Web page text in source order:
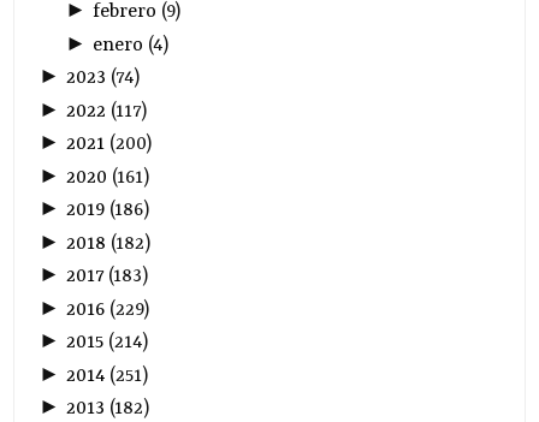
► febrero (9)
► enero (4)
►2023 (74)
► 2022 (117)
►2021 (200)
► 2020 (161)
►2019 (186)
► 2018 (182)
►2017(183)
► 2016 (229)
►2015 (214)
► 2014 (251)
►2013 (182)